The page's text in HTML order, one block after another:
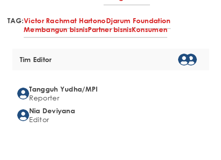
TAG:Victor Rachmat HartonoDjarum Foundation
Membangun bisnisPartner bisnisKonsumen
Tim Editor
Tangguh Yudha/MPI
Reporter
Nia Deviyana
Editor